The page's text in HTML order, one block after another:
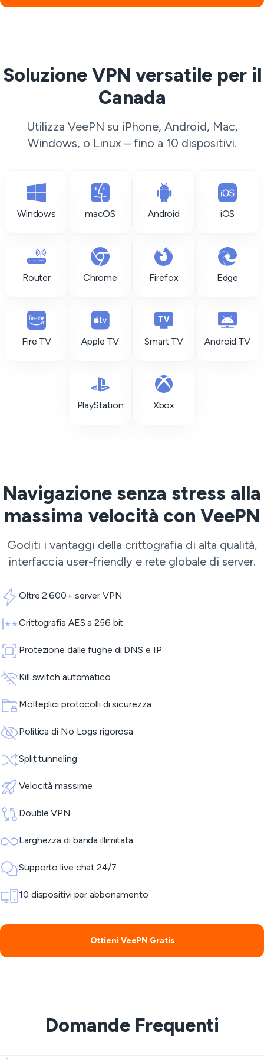
Soluzione VPN versatile per il
Canada
Utilizza VeePN su iPhone, Android, Mac,
Windows, o Linux – fino a 10 dispositivi.
Windows macOS Android iOS
Router Chrome Firefox Edge
Fire TV Apple TV Smart TV Android TV
PlayStation Xbox
Navigazione senza stress alla
massima velocità con VeePN
Goditi i vantaggi della crittografia di alta qualità,
interfaccia user-friendly e rete globale di server.
Oltre 2.600+ server VPN
Crittografia AES a 256 bit
Protezione dalle fughe di DNS e IP
Kill switch automatico
Molteplici protocolli di sicurezza
Politica di No Logs rigorosa
Split tunneling
Velocità massime
Double VPN
Larghezza di banda illimitata
Supporto live chat 24/7
10 dispositivi per abbonamento
Ottieni VeePN Gratis
Domande Frequenti